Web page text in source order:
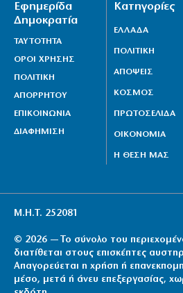
Εφημερίδα
Δημοκρατία
ΤΑΥΤΟΤΗΤΑ
ΟΡΟΙ ΧΡΗΣΗΣ
ΠΟΛΙΤΙΚΗ
ΑΠΟΡΡΗΤΟΥ
ΕΠΙΚΟΙΝΩΝΙΑ
ΔΙΑΦΗΜΙΣΗ
Κατηγορίες
ΕΛΛΑΔΑ
ΠΟΛΙΤΙΚΗ
ΑΠΟΨΕΙΣ
ΚΟΣΜΟΣ
ΠΡΩΤΟΣΕΛΙΔΑ
ΟΙΚΟΝΟΜΙΑ
Η ΘΕΣΗ ΜΑΣ
Μ.Η.Τ. 252081
© 2026 — Το σύνολο του
διατίθεται στους επισκέπτες
Απαγορεύεται η χρήση ή
μέσο, μετά ή άνευ επεξεργασίας,